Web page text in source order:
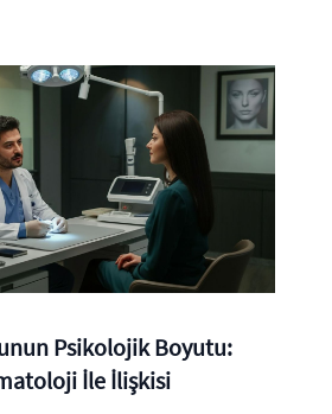
Psikolojik Boyutu:
İle İlişkisi